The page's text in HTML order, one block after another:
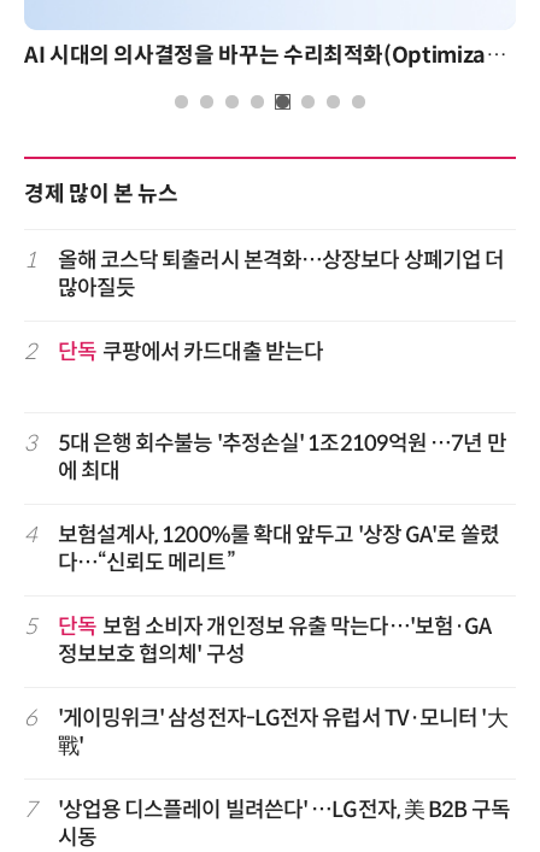
AI 시대의 의사결정을 바꾸는 수리최적화(Optimization): 실제 산업 적용 사례와 활용 전략
경제 많이 본 뉴스
1
올해 코스닥 퇴출러시 본격화…상장보다 상폐기업 더
많아질듯
2 단독 쿠팡에서 카드대출 받는다
3
5대 은행 회수불능 '추정손실' 1조2109억원 …7년 만
에 최대
4
보험설계사, 1200%룰 확대 앞두고 '상장 GA'로 쏠렸
다…“신뢰도 메리트”
5 단독 보험 소비자 개인정보 유출 막는다…'보험·GA
정보보호 협의체' 구성
6
'게이밍위크' 삼성전자-LG전자 유럽서 TV·모니터 '大
戰'
7
'상업용 디스플레이 빌려쓴다' …LG전자, 美 B2B 구독
시동